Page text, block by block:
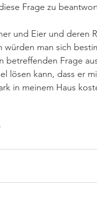
Frage zu
und Eier und deren
würden man sich
betreffenden Frage
lösen kann, dass er
in meinem Haus